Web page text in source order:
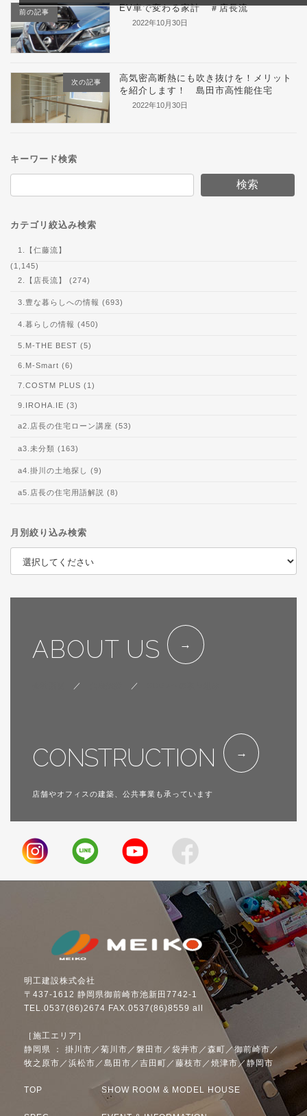
前の記事 EV車で変わる家計 ＃店長流
2022年10月30日
次の記事
高気密高断熱にも吹き抜けを！メリット
を紹介します！ 島田市高性能住宅
2022年10月30日
キーワード検索
検索
カテゴリ絞込み検索
1.【仁藤流】
(1,145)
2.【店長流】 (274)
3.豊な暮らしへの情報 (693)
4.暮らしの情報 (450)
5.M-THE BEST (5)
6.M-Smart (6)
7.COSTM PLUS (1)
9.IROHA.IE (3)
a2.店長の住宅ローン講座 (53)
a3.未分類 (163)
a4.掛川の土地探し (9)
a5.店長の住宅用語解説 (8)
月別絞り込み検索
ABOUT US
／ ／
CONSTRUCTION
店舗やオフィスの建築、公共事業も承っています
明工建設株式会社
〒437-1612 静岡県御前崎市池新田7742-1
TEL.0537(86)2674 FAX.0537(86)8559 all
［施工エリア］
静岡県 ： 掛川市／菊川市／磐田市／袋井市／森町／御前崎市／
牧之原市／浜松市／島田市／吉田町／藤枝市／焼津市／静岡市
TOP SHOW ROOM & MODEL HOUSE